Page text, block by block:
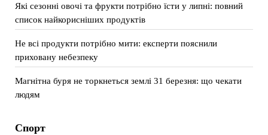
Які сезонні овочі та фрукти потрібно їсти у липні: повний
список найкорисніших продуктів
Не всі продукти потрібно мити: експерти пояснили
приховану небезпеку
Магнітна буря не торкнеться землі 31 березня: що чекати
людям
Спорт